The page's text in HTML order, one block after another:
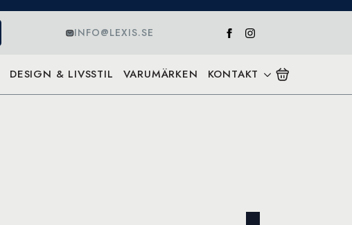
INFO@LEXIS.SE
DESIGN & LIVSSTIL VARUMÄRKEN KONTAKT